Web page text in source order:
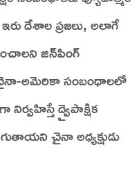
దేశాల ప్రజలు, అలాగే
జిన్‌పింగ్‌
అమెరికా సంబంధాలలో
ద్వైపాక్షిక
చైనా అధ్యక్షుడు